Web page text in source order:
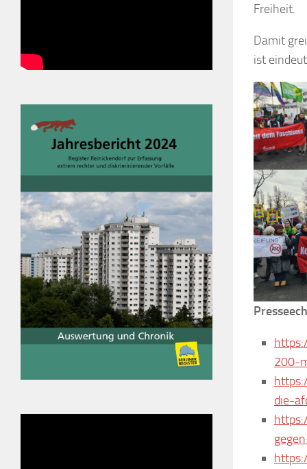
Freiheit.
Damit
ist
200-
die-